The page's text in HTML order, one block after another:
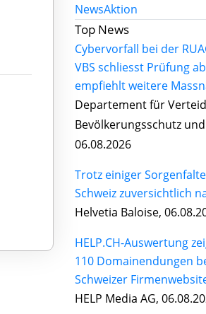
NewsAktion
Top News
Cybervorfall bei der
VBS schliesst Prüfung
empfiehlt weitere
Departement für
Bevölkerungsschutz
06.08.2026
Trotz einiger
Schweiz zuversichtlich
Helvetia Baloise,
HELP.CH-Auswertung
110 Domainendungen
Schweizer
HELP Media AG,